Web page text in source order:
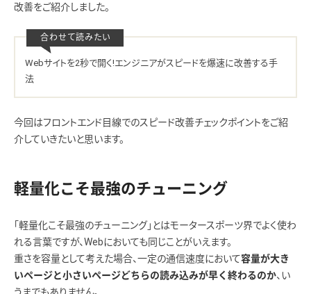
改善をご紹介しました。
Webサイトを2秒で開く!エンジニアがスピードを爆速に改善する手
法
今回はフロントエンド目線でのスピード改善チェックポイントをご紹
介していきたいと思います。
軽量化こそ最強のチューニング
「軽量化こそ最強のチューニング」とはモータースポーツ界でよく使わ
れる言葉ですが、Webにおいても同じことがいえます。
重さを容量として考えた場合、一定の通信速度において容量が大き
いページと小さいページどちらの読み込みが早く終わるのか、い